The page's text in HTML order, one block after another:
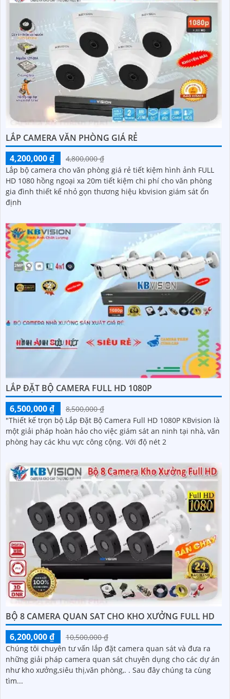
LẮP CAMERA VĂN PHÒNG GIÁ RẺ
4,200,000 ₫
4,800,000 ₫
Lắp bộ camera cho văn phòng giá rẻ tiết kiệm hình ảnh FULL
HD 1080 hồng ngoại xa 20m tiết kiệm chi phí cho văn phòng
gia đình thiết kế nhỏ gọn thương hiệu kbvision giám sát ổn
định
LẮP ĐẶT BỘ CAMERA FULL HD 1080P
6,500,000 ₫
8,500,000 ₫
"Thiết kế trọn bộ Lắp Đặt Bộ Camera Full HD 1080P KBvision là
một giải pháp hoàn hảo cho việc giám sát an ninh tại nhà, văn
phòng hay các khu vực công cộng. Với độ nét 2
BỘ 8 CAMERA QUAN SAT CHO KHO XƯỞNG FULL HD
6,200,000 ₫
10,500,000 ₫
Chúng tôi chuyên tư vấn lắp đặt camera quan sát và đưa ra
những giải pháp camera quan sát chuyên dụng cho các dự án
như kho xưởng,siêu thị,văn phòng,. . Sau đây chúng ta cùng
tìm...